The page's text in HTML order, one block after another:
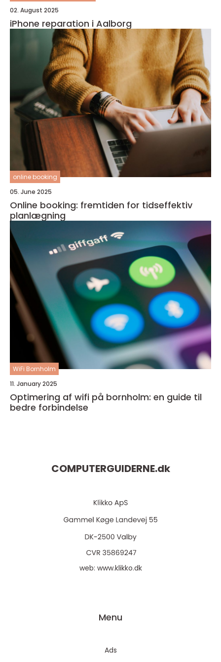
02. August 2025
iPhone reparation i Aalborg
online booking
05. June 2025
Online booking: fremtiden for tidseffektiv
planlægning
WiFi Bornholm
11. January 2025
Optimering af wifi på bornholm: en guide til
bedre forbindelse
COMPUTERGUIDERNE.dk
web: www.klikko.dk
Menu
Ads